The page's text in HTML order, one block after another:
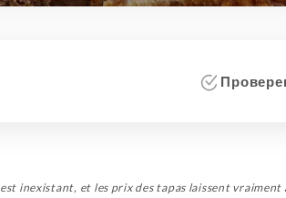
inexistant, et les prix des tapas laissent vraiment